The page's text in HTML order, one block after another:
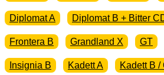
Diplomat A Diplomat B + Bitter
Frontera B Grandland X GT
Insignia B Kadett A Kadett B /